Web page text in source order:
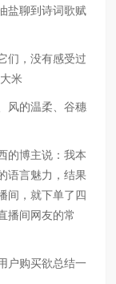
盐聊到诗词歌赋
，没有感受过
米
的温柔、谷穗
博主说：我本
语言魅力，结果
间，就下单了四
播间网友的常
购买欲总结一